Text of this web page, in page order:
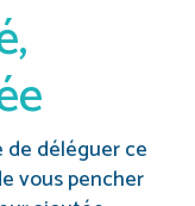
déléguer ce
vous pencher